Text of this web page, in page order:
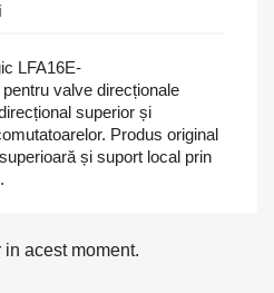
LFA16E-
valve direcționale
superior și
Produs original
și suport local prin
acest moment.